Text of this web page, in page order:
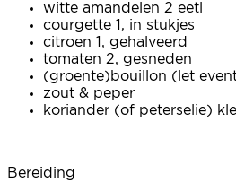
witte amandelen 2 eetl
courgette 1, in stukjes
citroen 1, gehalveerd
tomaten 2, gesneden
(groente)bouillon (let
zout & peper
koriander (of peterselie)
Bereiding